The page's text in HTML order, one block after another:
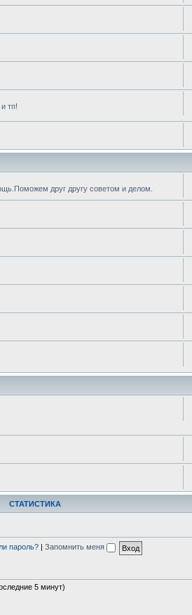
тп!
друг другу советом и делом.
СТАТИСТИКА
пароль? Запомнить меня
5 минут)